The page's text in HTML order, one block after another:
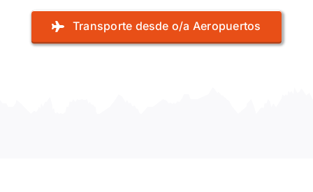
Transporte desde o/a Aeropuertos